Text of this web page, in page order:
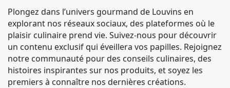
Plongez dans l’univers gourmand de Louvins en
explorant nos réseaux sociaux, des plateformes où le
plaisir culinaire prend vie. Suivez-nous pour découvrir
un contenu exclusif qui éveillera vos papilles. Rejoignez
notre communauté pour des conseils culinaires, des
histoires inspirantes sur nos produits, et soyez les
premiers à connaître nos dernières créations.